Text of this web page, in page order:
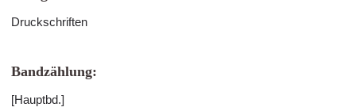
Druckschriften
Bandzählung:
[Hauptbd.]